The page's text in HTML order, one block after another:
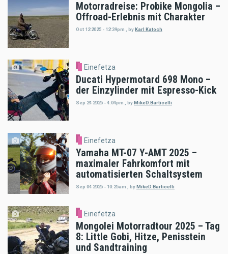
Motorradreise: Probike Mongolia –
Offroad-Erlebnis mit Charakter
Oct 12 2025 - 12:39pm , by Karl Katoch
Einefetza
Ducati Hypermotard 698 Mono –
der Einzylinder mit Espresso-Kick
Sep 24 2025 - 4:04pm , byMikeD.Barticelli
Einefetza
Yamaha MT-07 Y-AMT 2025 –
maximaler Fahrkomfort mit
automatisierten Schaltsystem
Sep 04 2025 - 10:25am byMikeD.Barticelli
Einefetza
Mongolei Motorradtour 2025 – Tag
8: Little Gobi, Hitze, Penisstein
und Sandtraining